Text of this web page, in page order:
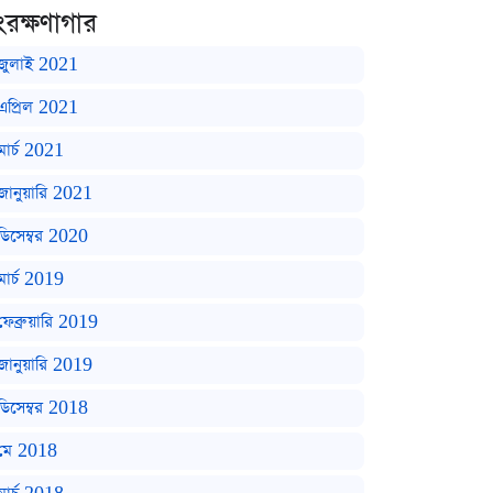
2021
2021
2021
2021
2020
2019
2019
2019
2018
2018